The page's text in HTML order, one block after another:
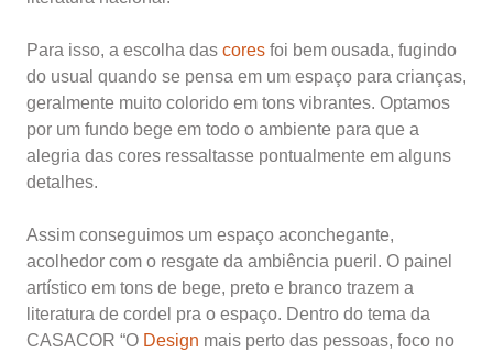
Para isso, a escolha das cores foi bem ousada, fugindo
do usual quando se pensa em um espaço para crianças,
geralmente muito colorido em tons vibrantes. Optamos
por um fundo bege em todo o ambiente para que a
alegria das cores ressaltasse pontualmente em alguns
detalhes.
Assim conseguimos um espaço aconchegante,
acolhedor com o resgate da ambiência pueril. O painel
artístico em tons de bege, preto e branco trazem a
literatura de cordel pra o espaço. Dentro do tema da
CASACOR “O Design mais perto das pessoas, foco no